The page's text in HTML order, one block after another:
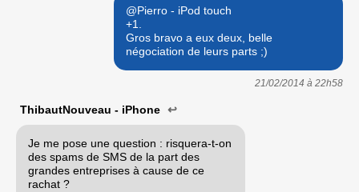
@Pierro - iPod touch
+1.
Gros bravo a eux deux, belle
négociation de leurs parts ;)
21/02/2014 à 22h58
ThibautNouveau - iPhone ↩
Je me pose une question : risquera-t-on
des spams de SMS de la part des
grandes entreprises à cause de ce
rachat ?